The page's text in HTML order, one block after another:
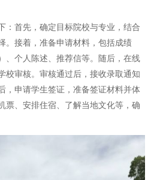
：首先，确定目标院校与专业，结合
。接着，准备申请材料，包括成绩
、个人陈述、推荐信等。随后，在线
校审核。审核通过后，接收录取通知
，申请学生签证，准备签证材料并体
票、安排住宿、了解当地文化等，确